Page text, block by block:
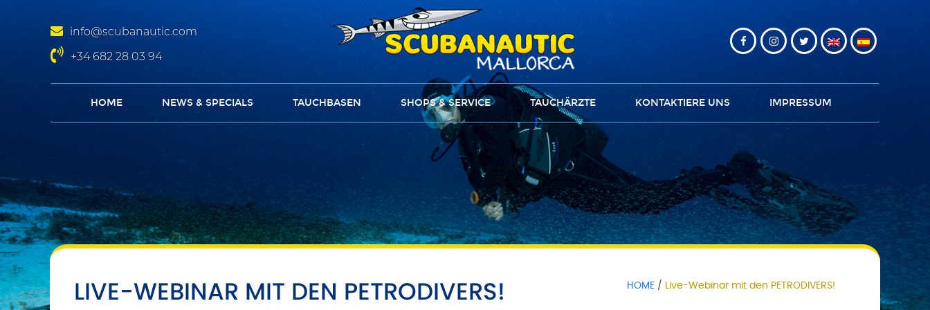
info@scubanautic.com
+34 682 28 03 94
HOME NEWS & SPECIALS TAUCHBASEN SHOPS & SERVICE TAUCHÄRZTE KONTAKTIERE UNS IMPRESSUM
HOME Live-Webinar mit den PETRODIVERS!
LIVE-WEBINAR MIT DEN PETRODIVERS!